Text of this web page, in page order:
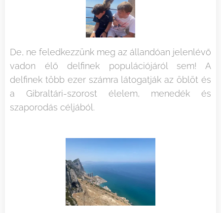
De, ne feledkezzünk meg az állandóan jelenlévő
vadon élő delfinek populációjáról sem! A
delfinek több ezer számra látogatják az öblöt és
a Gibraltári-szorost élelem, menedék és
szaporodás céljából.